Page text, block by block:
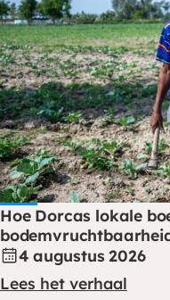
Hoe Dorcas lokale
4 augustus 2026
Lees het verhaal